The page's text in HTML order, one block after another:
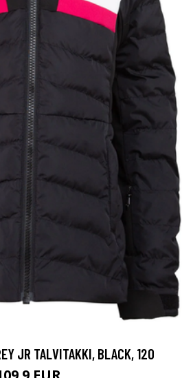
JR TALVITAKKI, BLACK, 120